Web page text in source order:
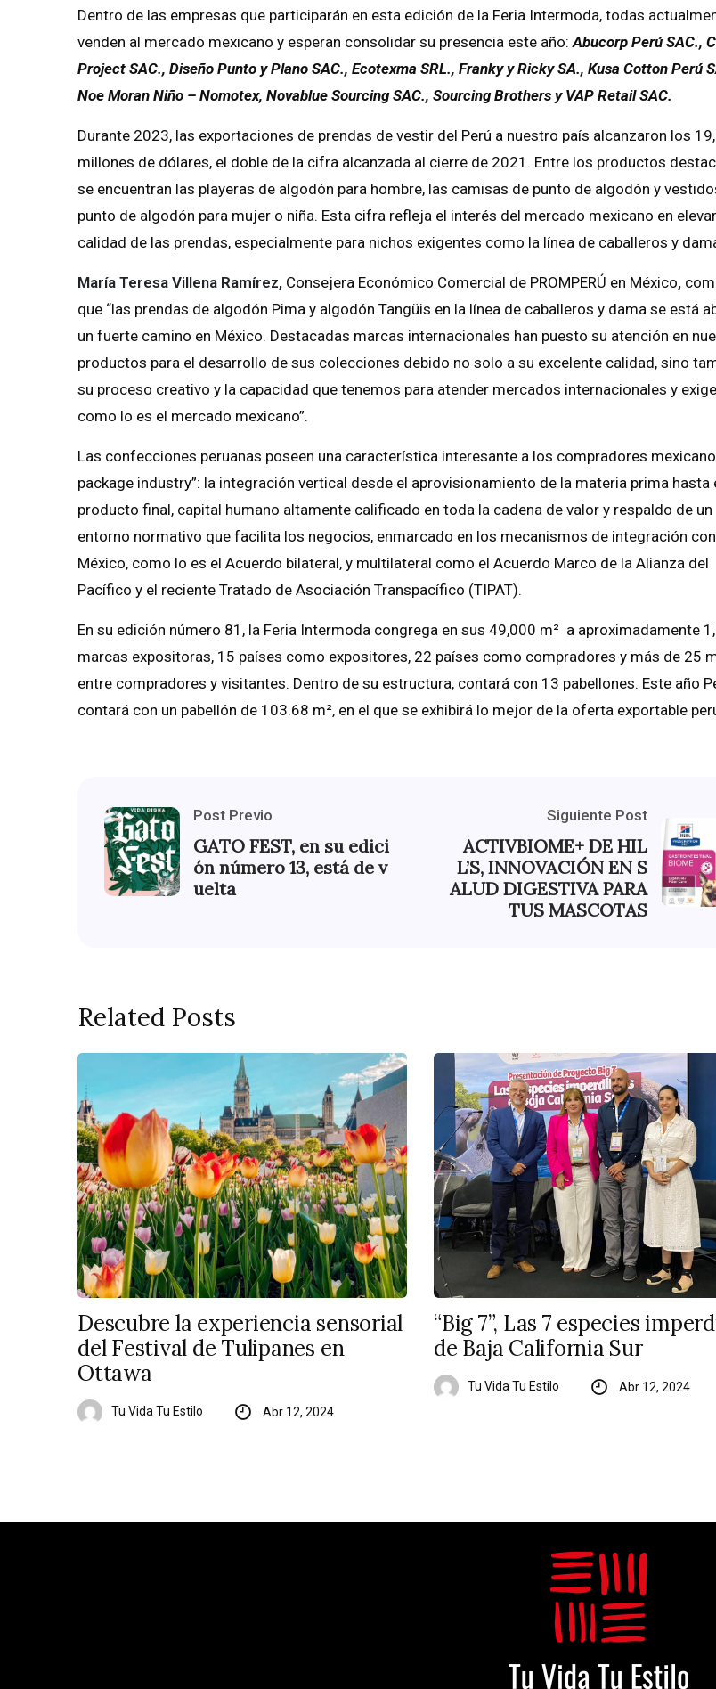
Dentro de las empresas que participarán en esta edición de la Feria Intermoda, todas
venden al mercado mexicano y esperan consolidar su presencia este año:Abucorp Perú SAC.,
Project SAC., Diseño Punto y Plano SAC., Ecotexma SRL., Franky y Ricky SA., Kusa Cotton Perú
Noe Moran Niño – Nomotex, Novablue Sourcing SAC., Sourcing Brothers y VAP Retail SAC.
Durante 2023, las exportaciones de prendas de vestir del Perú a nuestro país alcanzaron los
millones de dólares, el doble de la cifra alcanzada al cierre de 2021. Entre los productos
se encuentran las playeras de algodón para hombre, las camisas de punto de algodón y
punto de algodón para mujer o niña. Esta cifra refleja el interés del mercado mexicano en
calidad de las prendas, especialmente para nichos exigentes como la línea de caballeros y
María Teresa Villena Ramírez, Consejera Económico Comercial de PROMPERÚ en México,
que “las prendas de algodón Pima y algodón Tangüis en la línea de caballeros y dama se está
un fuerte camino en México. Destacadas marcas internacionales han puesto su atención en
productos para el desarrollo de sus colecciones debido no solo a su excelente calidad, sino
su proceso creativo y la capacidad que tenemos para atender mercados internacionales y
como lo es el mercado mexicano”.
Las confecciones peruanas poseen una característica interesante a los compradores
package industry”: la integración vertical desde el aprovisionamiento de la materia prima hasta
producto final, capital humano altamente calificado en toda la cadena de valor y respaldo de un
entorno normativo que facilita los negocios, enmarcado en los mecanismos de integración con
México, como lo es el Acuerdo bilateral, y multilateral como el Acuerdo Marco de la Alianza del
Pacífico y el reciente Tratado de Asociación Transpacífico (TIPAT).
En su edición número 81, la Feria Intermoda congrega en sus 49,000 m² a aproximadamente
marcas expositoras, 15 países como expositores, 22 países como compradores y más de 25
entre compradores y visitantes. Dentro de su estructura, contará con 13 pabellones. Este año
contará con un pabellón de 103.68 m², en el que se exhibirá lo mejor de la oferta exportable
Post Previo
GATO FEST, en su edici
ón número 13, está de v
uelta
Siguiente Post
ACTIVBIOME+ DE HIL
L’S, INNOVACIÓN EN S
ALUD DIGESTIVA PARA
TUS MASCOTAS
Related Posts
Descubre la experiencia sensorial
del Festival de Tulipanes en
Ottawa
Tu Vida Tu Estilo Abr 12, 2024
“Big 7”, Las 7 especies
de Baja California Sur
Tu Vida Tu Estilo Abr 12, 2024